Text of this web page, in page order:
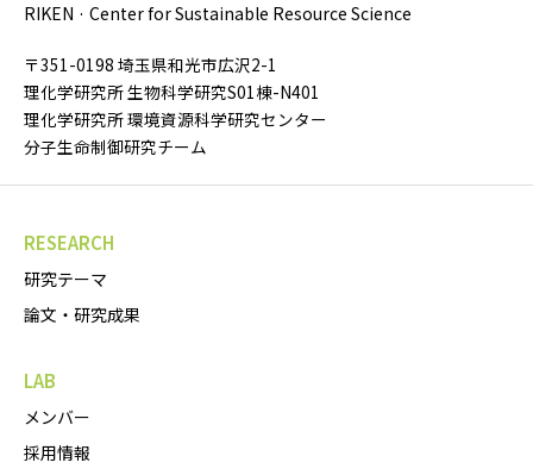
RIKEN · Center for Sustainable Resource Science
〒351-0198 埼玉県和光市広沢2-1
理化学研究所 生物科学研究S01棟-N401
理化学研究所 環境資源科学研究センター
分子生命制御研究チーム
RESEARCH
研究テーマ
論文・研究成果
LAB
メンバー
採用情報